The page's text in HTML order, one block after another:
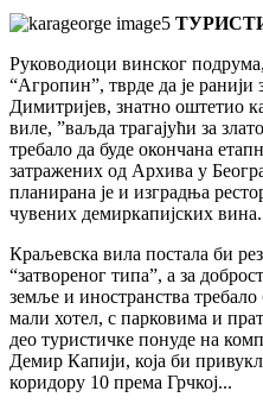
Руководиоци винског
“Агропин”, тврде да је
Димитријев, знатно оштетио
виле, ”ваљда трагајући за
требало да буде окончана
затражених од Архива у
планирана је и изградња
чувених демиркапијских вина.
Краљевска вила постала би
“затвореног типа”, а за
земље и иностранства
мали хотел, с парковима и
део туристичке понуде на
Демир Капији, која би
коридору 10 према Грчкој...